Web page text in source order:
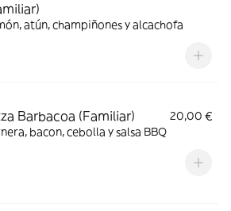
atún, champiñones y alcachofa
Barbacoa (Familiar)
20,00 €
bacon, cebolla y salsa BBQ